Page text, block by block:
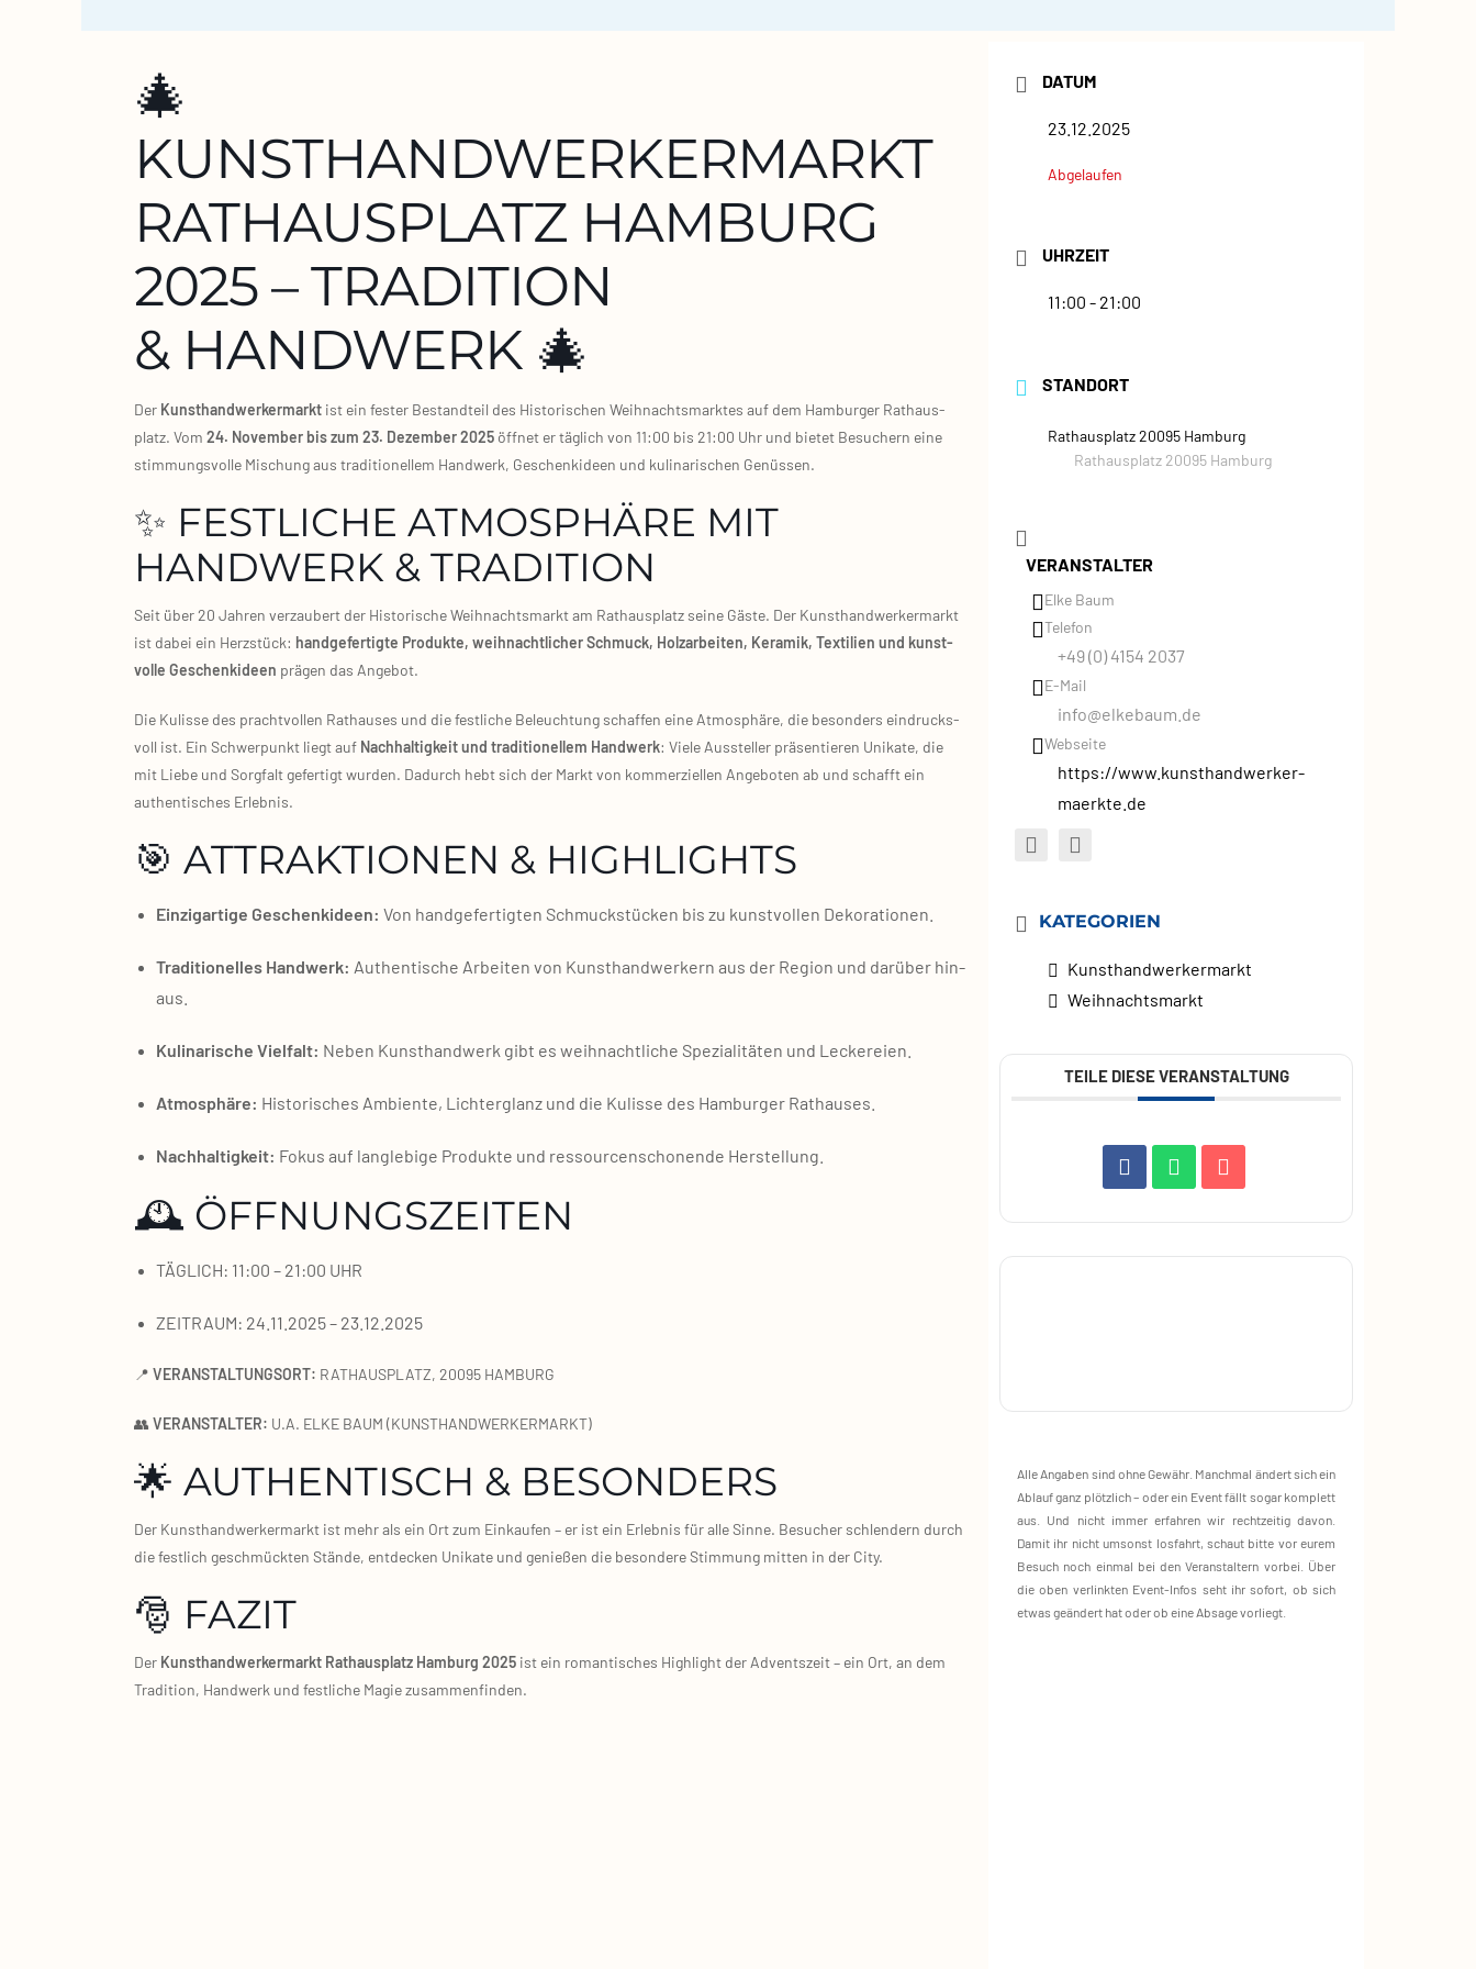
🎄
KUNSTHANDWERKERMARKT
RATHAUSPLATZ HAMBURG
2025 – TRADITION
& HANDWERK 🎄
Der Kunst­hand­wer­ker­markt ist ein fes­ter Bestand­teil des His­to­ri­schen Weih­nachts­mark­tes auf dem Ham­bur­ger Rat­haus­
platz. Vom 24. Novem­ber bis zum 23. Dezem­ber 2025 öff­net er täg­lich von 11:00 bis 21:00 Uhr und bie­tet Besu­chern eine
stim­mungs­vol­le Mischung aus tra­di­tio­nel­lem Hand­werk, Geschenk­ideen und kuli­na­ri­schen Genüs­sen.
✨ FESTLICHE ATMOSPHÄRE MIT
HANDWERK & TRADITION
Seit über 20 Jah­ren ver­zau­bert der His­to­ri­sche Weih­nachts­markt am Rat­haus­platz sei­ne Gäs­te. Der Kunst­hand­wer­ker­markt
ist dabei ein Herz­stück: hand­ge­fer­tig­te Pro­duk­te, weih­nacht­li­cher Schmuck, Holz­ar­bei­ten, Kera­mik, Tex­ti­li­en und kunst­
vol­le Geschenk­ideen prä­gen das Ange­bot.
Die Kulis­se des pracht­vol­len Rat­hau­ses und die fest­li­che Beleuch­tung schaf­fen eine Atmo­sphä­re, die beson­ders ein­drucks­
voll ist. Ein Schwer­punkt liegt auf Nach­hal­tig­keit und tra­di­tio­nel­lem Hand­werk: Vie­le Aus­stel­ler prä­sen­tie­ren Uni­ka­te, die
mit Lie­be und Sorg­falt gefer­tigt wur­den. Dadurch hebt sich der Markt von kom­mer­zi­el­len Ange­bo­ten ab und schafft ein
authen­ti­sches Erleb­nis.
🎯 ATTRAKTIONEN & HIGHLIGHTS
Ein­zig­ar­ti­ge Geschenk­ideen: Von hand­ge­fer­tig­ten Schmuck­stü­cken bis zu kunst­vol­len Deko­ra­tio­nen.
Tra­di­tio­nel­les Hand­werk: Authen­ti­sche Arbei­ten von Kunst­hand­wer­kern aus der Regi­on und dar­über hin­
aus.
Kuli­na­ri­sche Viel­falt: Neben Kunst­hand­werk gibt es weih­nacht­li­che Spe­zia­li­tä­ten und Lecke­rei­en.
Atmo­sphä­re: His­to­ri­sches Ambi­en­te, Lich­ter­glanz und die Kulis­se des Ham­bur­ger Rat­hau­ses.
Nach­hal­tig­keit: Fokus auf lang­le­bi­ge Pro­duk­te und res­sour­cen­scho­nen­de Her­stel­lung.
🕰 ÖFFNUNGSZEITEN
TÄGLICH: 11:00 – 21:00 UHR
ZEITRAUM: 24.11.2025 – 23.12.2025
📍 VERANSTALTUNGSORT: RATHAUSPLATZ, 20095 HAMBURG
👥 VERANSTALTER: U.A. ELKE BAUM (KUNSTHANDWERKERMARKT)
🌟 AUTHENTISCH & BESONDERS
Der Kunst­hand­wer­ker­markt ist mehr als ein Ort zum Ein­kau­fen – er ist ein Erleb­nis für alle Sin­ne. Besu­cher schlen­dern durch
die fest­lich geschmück­ten Stän­de, ent­de­cken Uni­ka­te und genie­ßen die beson­de­re Stim­mung mit­ten in der City.
🎅 FAZIT
Der Kunst­hand­wer­ker­markt Rat­haus­platz Ham­burg 2025 ist ein roman­ti­sches High­light der Advents­zeit – ein Ort, an dem
Tra­di­ti­on, Hand­werk und fest­li­che Magie zusam­men­fin­den.
DATUM
23.12.2025
Abgelaufen
UHRZEIT
11:00 - 21:00
STANDORT
Rathausplatz 20095 Hamburg
Rathausplatz 20095 Hamburg
VERANSTALTER
Elke Baum
Telefon
+49 (0) 4154 2037
E-Mail
info@elkebaum.de
Webseite
https://www.kunsthandwerker-
maerkte.de
KATEGORIEN
Kunsthandwerkermarkt
Weihnachtsmarkt
TEILE DIESE VERANSTALTUNG
Alle Angaben sind ohne Gewähr. Manchmal ändert sich ein
Ablauf ganz plötzlich – oder ein Event fällt sogar komplett
aus. Und nicht immer erfahren wir rechtzeitig davon.
Damit ihr nicht umsonst losfahrt, schaut bitte vor eurem
Besuch noch einmal bei den Veranstaltern vorbei. Über
die oben verlinkten Event‑Infos seht ihr sofort, ob sich
etwas geändert hat oder ob eine Absage vorliegt.